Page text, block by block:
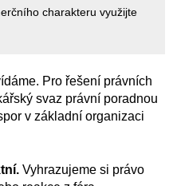
charakteru využijte
Pro řešení právních
svaz právní poradnou
v základní organizaci
Vyhrazujeme si právo